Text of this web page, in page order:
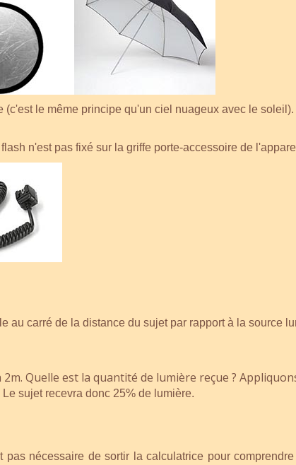
le même principe qu'un ciel nuageux avec le
n'est pas fixé sur la griffe porte-accessoire de
carré de la distance du sujet par rapport à la source
Quelle est la quantité de lumière reçue ?
sujet recevra donc 25% de lumière.
nécessaire de sortir la calculatrice pour